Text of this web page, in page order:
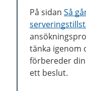
På sidan Så
tänka igenom
förbereder
ett beslut.